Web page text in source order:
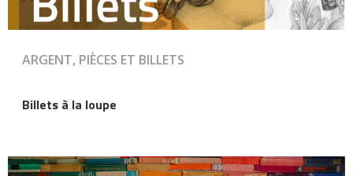
ARGENT, PIÈCES ET BILLETS
Billets à la loupe